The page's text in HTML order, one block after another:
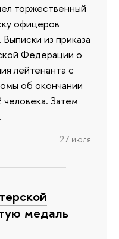
торжественный
офицеров
из приказа
Федерации о
лейтенанта с
об окончании
человека. Затем
27 июля
медаль